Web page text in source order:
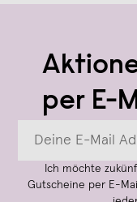
per E-
Ich möchte
Gutscheine per E-